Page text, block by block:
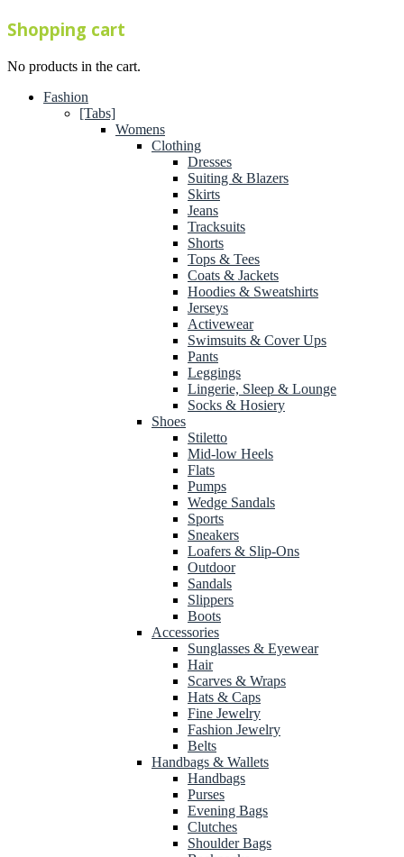
Shopping cart
No products in the cart.
Fashion
[Tabs]
Womens
Clothing
Dresses
Suiting & Blazers
Skirts
Jeans
Tracksuits
Shorts
Tops & Tees
Coats & Jackets
Hoodies & Sweatshirts
Jerseys
Activewear
Swimsuits & Cover Ups
Pants
Leggings
Lingerie, Sleep & Lounge
Socks & Hosiery
Shoes
Stiletto
Mid-low Heels
Flats
Pumps
Wedge Sandals
Sports
Sneakers
Loafers & Slip-Ons
Outdoor
Sandals
Slippers
Boots
Accessories
Sunglasses & Eyewear
Hair
Scarves & Wraps
Hats & Caps
Fine Jewelry
Fashion Jewelry
Belts
Handbags & Wallets
Handbags
Purses
Evening Bags
Clutches
Shoulder Bags